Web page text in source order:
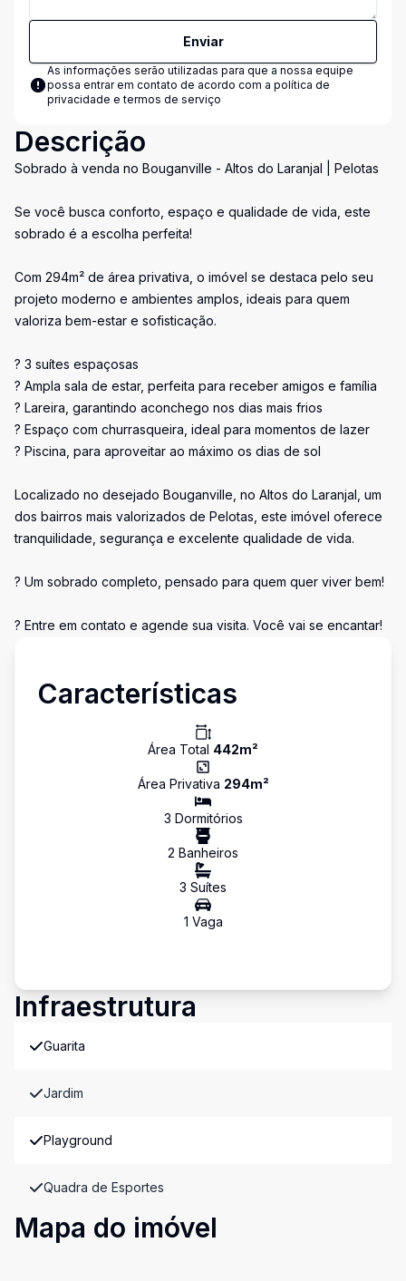
Enviar
As informações serão utilizadas para que a nossa equipe
possa entrar em contato de acordo com a política de
privacidade e termos de serviço
Descrição
Sobrado à venda no Bouganville - Altos do Laranjal | Pelotas
Se você busca conforto, espaço e qualidade de vida, este
sobrado é a escolha perfeita!
Com 294m² de área privativa, o imóvel se destaca pelo seu
projeto moderno e ambientes amplos, ideais para quem
valoriza bem-estar e sofisticação.
? 3 suítes espaçosas
? Ampla sala de estar, perfeita para receber amigos e família
? Lareira, garantindo aconchego nos dias mais frios
? Espaço com churrasqueira, ideal para momentos de lazer
? Piscina, para aproveitar ao máximo os dias de sol
Localizado no desejado Bouganville, no Altos do Laranjal, um
dos bairros mais valorizados de Pelotas, este imóvel oferece
tranquilidade, segurança e excelente qualidade de vida.
? Um sobrado completo, pensado para quem quer viver bem!
? Entre em contato e agende sua visita. Você vai se encantar!
Características
Área Total 442m²
Área Privativa 294m²
3 Dormitórios
2 Banheiros
3 Suítes
1 Vaga
Infraestrutura
Guarita
Jardim
Playground
Quadra de Esportes
Mapa do imóvel